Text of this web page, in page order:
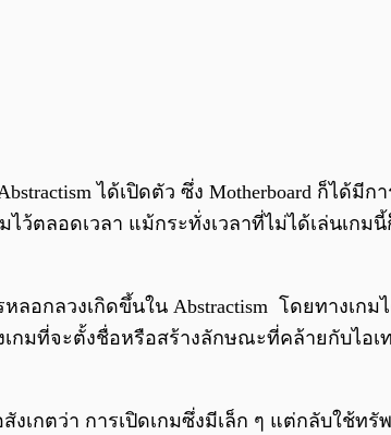
ได้เปิดตัว ซึ่ง Motherboard ก็ได้มีก
ไว้ตลอดเวลา แม้กระทั่งเวลาที่ไม่ได้เล่นเ
หลอกลวงเกิดขึ้นใน Abstractism โดยทางเก
มที่จะตั้งชื่อหรือสร้างลักษณะที่คล้ายกับไอเท
เกตว่า การเปิดเกมซึ่งมีเล็ก ๆ แต่กลับใช้ท